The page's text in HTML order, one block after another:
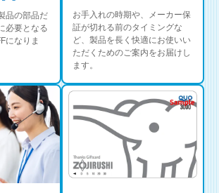
品の部品だ
必要となる
になりま
お手入れの時期や、メーカー保
証が切れる前のタイミングな
ど、製品を長く快適にお使いい
ただくためのご案内をお届けし
ます。